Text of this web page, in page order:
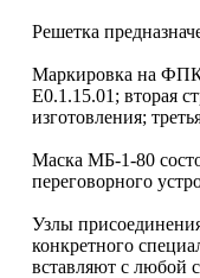
Решетка
Маркировка на ФПК
Е0.1.15.01; вторая
изготовления;
Маска МБ-1-80
переговорного
Узлы
конкретного
вставляют с любой